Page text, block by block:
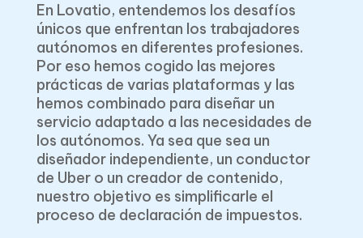
En Lovatio, entendemos los desafíos
únicos que enfrentan los trabajadores
autónomos en diferentes profesiones.
Por eso hemos cogido las mejores
prácticas de varias plataformas y las
hemos combinado para diseñar un
servicio adaptado a las necesidades de
los autónomos. Ya sea que sea un
diseñador independiente, un conductor
de Uber o un creador de contenido,
nuestro objetivo es simplificarle el
proceso de declaración de impuestos.